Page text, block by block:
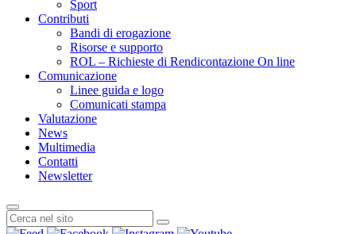
Sport
Contributi
Bandi di erogazione
Risorse e supporto
ROL – Richieste di Rendicontazione On line
Comunicazione
Linee guida e logo
Comunicati stampa
Valutazione
News
Multimedia
Contatti
Newsletter